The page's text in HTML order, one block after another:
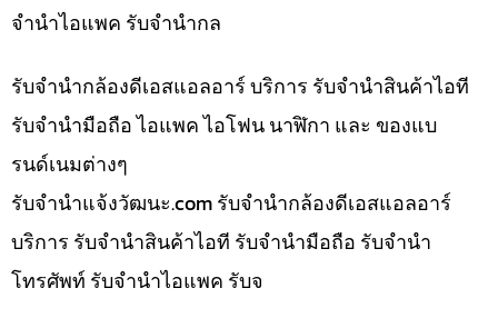
จำนำไอแพค รับจำนำกล
รับจำนำกล้องดีเอสแอลอาร์ บริการ รับจำนำสินค้าไอที
รับจำนำมือถือ ไอแพค ไอโฟน นาฬิกา และ ของแบ
รนด์เนมต่างๆ
รับจํานําแจ้งวัฒนะ.com รับจำนำกล้องดีเอสแอลอาร์
บริการ รับจำนำสินค้าไอที รับจำนำมือถือ รับจำนำ
โทรศัพท์ รับจำนำไอแพค รับจ